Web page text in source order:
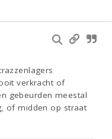
verkracht of
gebeurden meestal
of midden op straat